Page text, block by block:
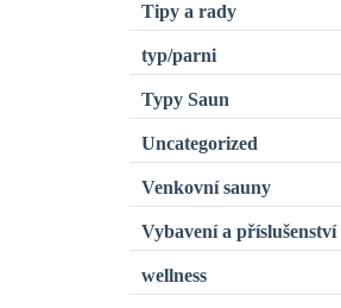
Tipy a rady
typ/parni
Typy Saun
Uncategorized
Venkovní sauny
Vybavení a příslušenství
wellness